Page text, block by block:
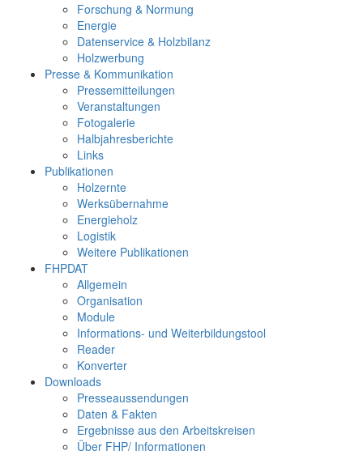
Forschung & Normung
Energie
Datenservice & Holzbilanz
Holzwerbung
Presse & Kommunikation
Pressemitteilungen
Veranstaltungen
Fotogalerie
Halbjahresberichte
Links
Publikationen
Holzernte
Werksübernahme
Energieholz
Logistik
Weitere Publikationen
FHPDAT
Allgemein
Organisation
Module
Informations- und Weiterbildungstool
Reader
Konverter
Downloads
Presseaussendungen
Daten & Fakten
Ergebnisse aus den Arbeitskreisen
Über FHP/ Informationen